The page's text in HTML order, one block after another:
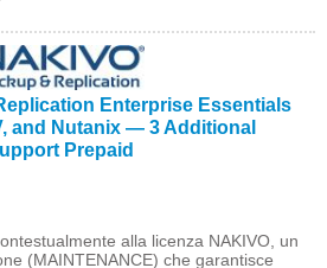
Enterprise Essentials
and Nutanix — 3 Additional
Prepaid
alla licenza NAKIVO, un
(MAINTENANCE) che garantisce